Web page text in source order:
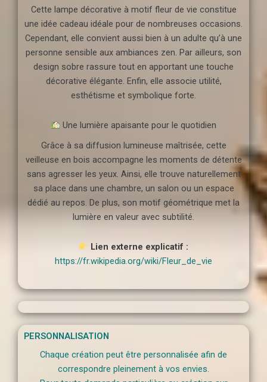
Cette lampe décorative à motif fleur de vie constitue
une idée cadeau idéale pour de nombreuses occasions.
Cependant, elle convient aussi bien à un adulte qu’à une
personne sensible aux ambiances zen. Par ailleurs, son
design sobre rassure tout en apportant une touche
décorative élégante. Enfin, elle associe utilité,
esthétisme et symbolique forte.
Une lumière apaisante pour le quotidien
Grâce à sa diffusion lumineuse maîtrisée, cette
veilleuse en bois accompagne les moments de détente
sans agresser les yeux. Ainsi, elle trouve naturellement
sa place dans une chambre, un salon ou un espace
dédié au repos. De plus, son motif géométrique met la
lumière en valeur avec subtilité.
Lien externe explicatif :
https://fr.wikipedia.org/wiki/Fleur_de_vie
PERSONNALISATION
Chaque création peut être personnalisée afin de
correspondre pleinement à vos envies.